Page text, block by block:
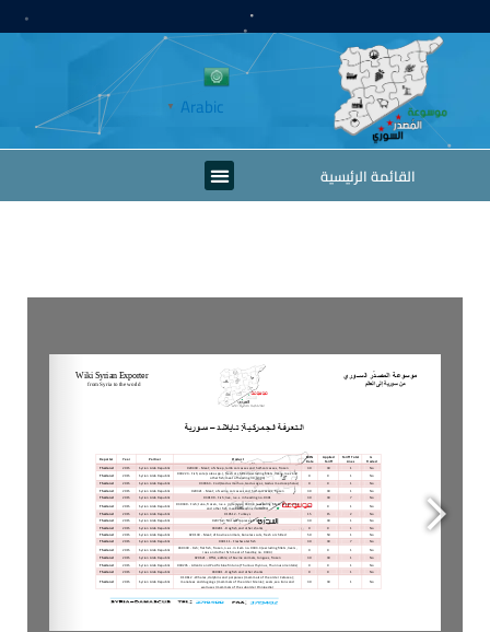
إلى
Arabic
▼
القائمة الرئيسية Menu